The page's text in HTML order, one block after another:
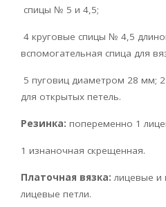
спицы № 5 и 4,5;
4 круговые спицы № 4,5
вспомогательная спица для
5 пуговиц диаметром 28 мм;
для открытых петель.
Резинка: попеременно 1
1 изнаночная скрещенная.
Платочная вязка: лицевые и
лицевые петли.